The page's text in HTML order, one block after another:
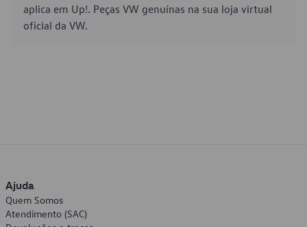
aplica em Up!. Peças VW genuínas na sua loja virtual
oficial da VW.
Ajuda
Quem Somos
Atendimento (SAC)